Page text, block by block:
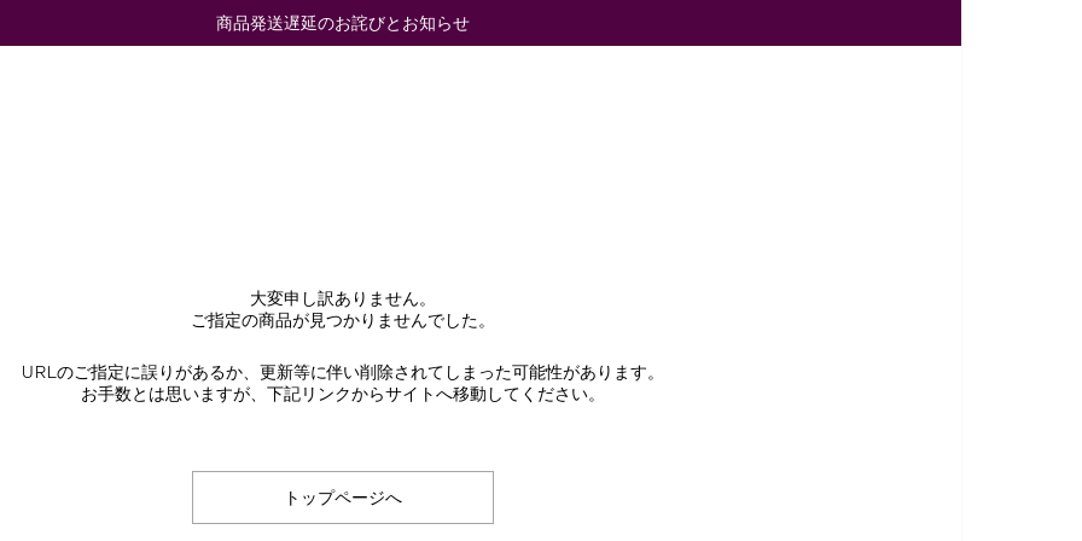
商品発送遅延のお詫びとお知らせ
大変申し訳ありません。
ご指定の商品が見つかりませんでした。
URLのご指定に誤りがあるか、更新等に伴い削除されてしまった可能性があります。
お手数とは思いますが、下記リンクからサイトへ移動してください。
トップページへ